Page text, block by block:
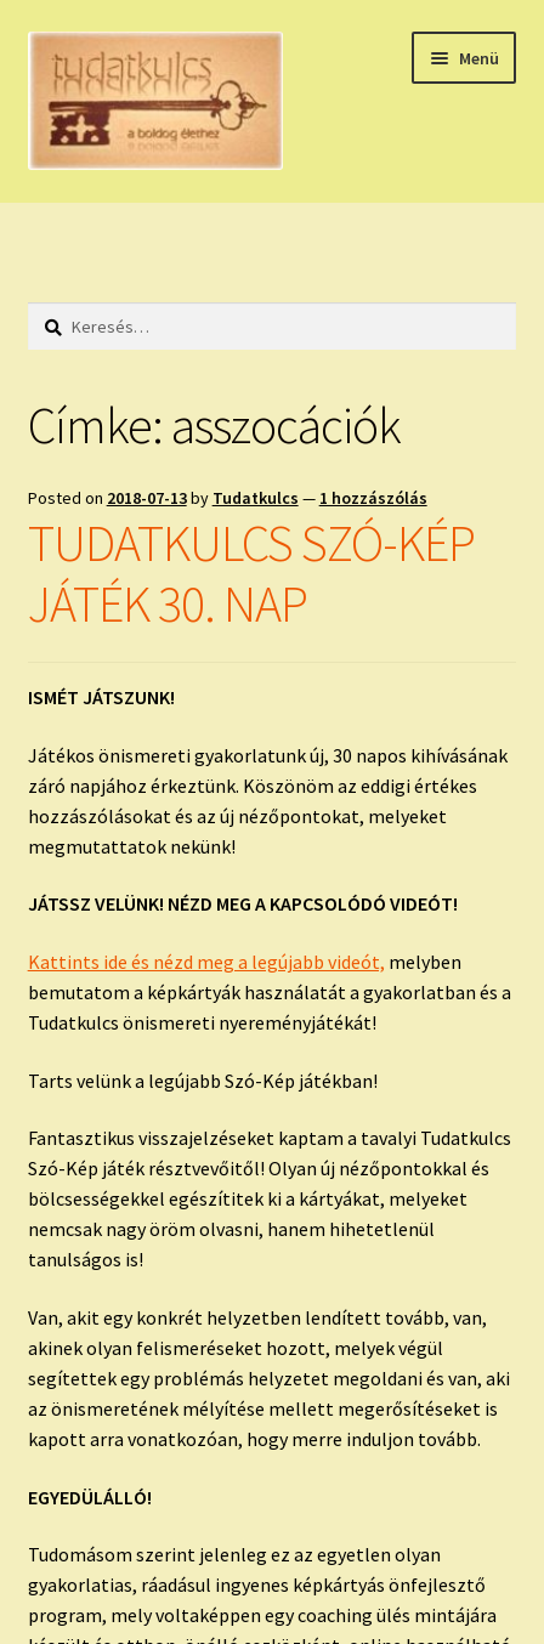
Ugrás
navigációhoz
Kilépés
tartalomba
Menü
HÚZZ EGY KÁRTYÁT!
HOLDNAPTÁR
KÉRJ EGY MEGERŐSÍTÉST!
ISMERJ MEG!
TAROT ELEMZÉS MEGRENDELÉSE LIMITÁLT!
AJÁNDÉKOKKAL!
Keresés:
Címke: asszocációk
Posted on 2018-07-13by Tudatkulcs — 1 hozzászólás
TUDATKULCS SZÓ-KÉP
JÁTÉK 30. NAP
ISMÉT JÁTSZUNK!
Játékos önismereti gyakorlatunk új, 30 napos kihívásának
záró napjához érkeztünk. Köszönöm az eddigi értékes
hozzászólásokat és az új nézőpontokat, melyeket
megmutattatok nekünk!
JÁTSSZ VELÜNK! NÉZD MEG A KAPCSOLÓDÓ VIDEÓT!
Kattints ide és nézd meg a legújabb videót, melyben
bemutatom a képkártyák használatát a gyakorlatban és a
Tudatkulcs önismereti nyereményjátékát!
Tarts velünk a legújabb Szó-Kép játékban!
Fantasztikus visszajelzéseket kaptam a tavalyi Tudatkulcs
Szó-Kép játék résztvevőitől! Olyan új nézőpontokkal és
bölcsességekkel egészítitek ki a kártyákat, melyeket
nemcsak nagy öröm olvasni, hanem hihetetlenül
tanulságos is!
Van, akit egy konkrét helyzetben lendített tovább, van,
akinek olyan felismeréseket hozott, melyek végül
segítettek egy problémás helyzetet megoldani és van, aki
az önismeretének mélyítése mellett megerősítéseket is
kapott arra vonatkozóan, hogy merre induljon tovább.
EGYEDÜLÁLLÓ!
Tudomásom szerint jelenleg ez az egyetlen olyan
gyakorlatias, ráadásul ingyenes képkártyás önfejlesztő
program, mely voltaképpen egy coaching ülés mintájára